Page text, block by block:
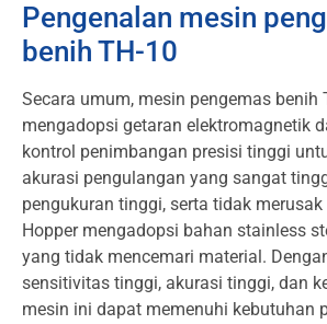
Pengenalan mesin
benih TH-10
Secara umum, mesin pengemas benih
mengadopsi getaran elektromagnetik
kontrol penimbangan presisi tinggi
akurasi pengulangan yang sangat
pengukuran tinggi, serta tidak
Hopper mengadopsi bahan stainless
yang tidak mencemari material.
sensitivitas tinggi, akurasi tinggi, dan
mesin ini dapat memenuhi kebutuhan